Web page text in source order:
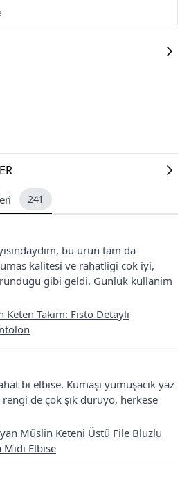
241
bu urun tam da
kalitesi ve rahatligi cok iyi,
gibi geldi. Gunluk kullanim
Keten Takım: Fisto Detaylı
bi elbise. Kumaşı yumuşacık yaz
de çok şık duruyo, herkese
Müslin Keteni Üstü File Bluzlu
Midi Elbise